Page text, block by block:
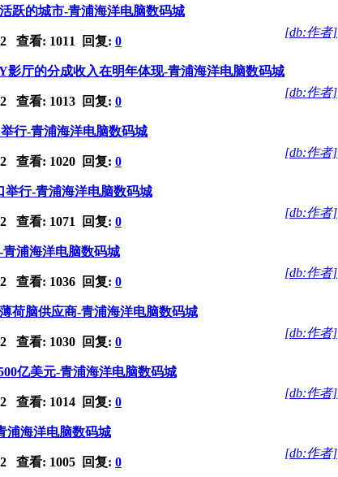
跃的城市-青浦海洋电脑数码城
查看: 1011 回复: 0
[db:作者]
影厅的分成收入在明年体现-青浦海洋电脑数码城
查看: 1013 回复: 0
[db:作者]
行-青浦海洋电脑数码城
查看: 1020 回复: 0
[db:作者]
举行-青浦海洋电脑数码城
查看: 1071 回复: 0
[db:作者]
浦海洋电脑数码城
查看: 1036 回复: 0
[db:作者]
荷脑供应商-青浦海洋电脑数码城
查看: 1030 回复: 0
[db:作者]
亿美元-青浦海洋电脑数码城
查看: 1014 回复: 0
[db:作者]
浦海洋电脑数码城
查看: 1005 回复: 0
[db:作者]